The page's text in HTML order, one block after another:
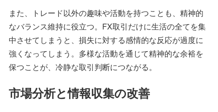
また、トレード以外の趣味や活動を持つことも、精神的
なバランス維持に役立つ。FX取引だけに生活の全てを集
中させてしまうと、損失に対する感情的な反応が過度に
強くなってしまう。多様な活動を通じて精神的な余裕を
保つことが、冷静な取引判断につながる。
市場分析と情報収集の改善